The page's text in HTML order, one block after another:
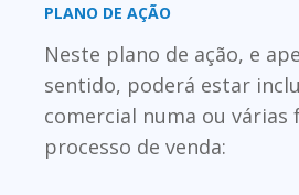
PLANO DE AÇÃO
Neste plano de ação, e
sentido, poderá estar
comercial numa ou várias
processo de venda: